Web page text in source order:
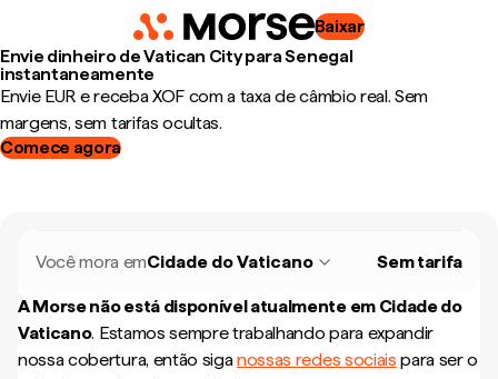
Baixar
Envie dinheiro de Vatican City para Senegal
instantaneamente
Envie EUR e receba XOF com a taxa de câmbio real. Sem
margens, sem tarifas ocultas.
Comece agora
Você mora emCidade do Vaticano Sem tarifa
A Morse não está disponível atualmente em Cidade do
Vaticano. Estamos sempre trabalhando para expandir
nossa cobertura, então siganossas redes sociais para ser o